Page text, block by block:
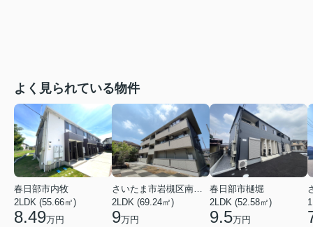
よく見られている物件
春日部市内牧
2LDK (55.66㎡)
8.49万円
2LDK (69.24㎡)
9万円
春日部市樋堀
2LDK (52.58㎡)
9.5万円